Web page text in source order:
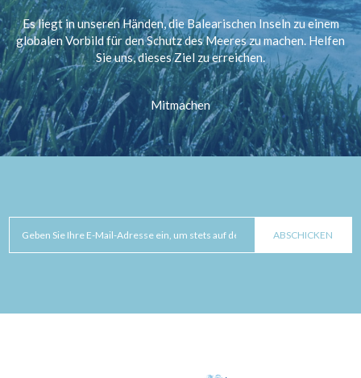
Es liegt in unseren Händen, die Balearischen Inseln zu einem
globalen Vorbild für den Schutz des Meeres zu machen. Helfen
Sie uns, dieses Ziel zu erreichen.
Mitmachen